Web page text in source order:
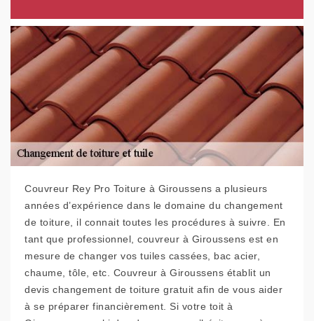
Couvreur Rey Pro Toiture à Giroussens a plusieurs
années d’expérience dans le domaine du changement
de toiture, il connait toutes les procédures à suivre. En
tant que professionnel, couvreur à Giroussens est en
mesure de changer vos tuiles cassées, bac acier,
chaume, tôle, etc. Couvreur à Giroussens établit un
devis changement de toiture gratuit afin de vous aider
à se préparer financièrement. Si votre toit à